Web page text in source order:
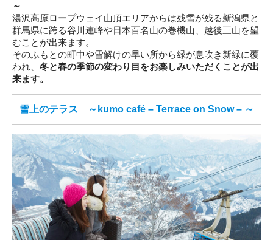
～
湯沢高原ロープウェイ山頂エリアからは残雪が残る新潟県と
群馬県に跨る谷川連峰や日本百名山の巻機山、越後三山を望
むことが出来ます。
そのふもとの町中や雪解けの早い所から緑が息吹き新緑に覆
われ、 冬と春の季節の変わり目をお楽しみいただくことが出
来ます。
雪上のテラス ～kumo café – Terrace on Snow – ～